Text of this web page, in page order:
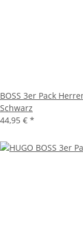
BOSS 3er Pack
Schwarz
44,95 € *